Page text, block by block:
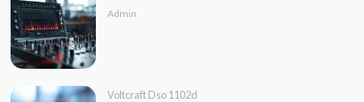
Admin
Voltcraft Dso 1102d